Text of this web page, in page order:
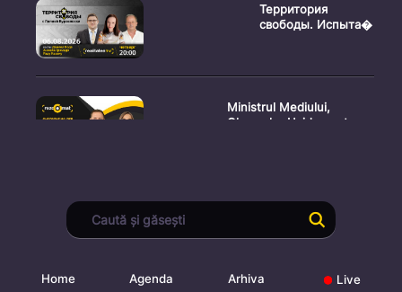
Территория
свободы. Испыта�
Ministrul Mediului,
Gheorghe Hajder, este
Consultări publice privind
proiectul de lege pent
Home Agenda Arhiva Live